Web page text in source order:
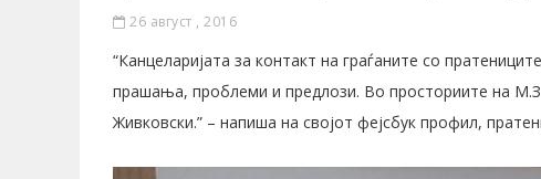
26 август , 2016
“Канцеларијата за контакт на граѓаните со
прашања, проблеми и предлози. Во просториите на
Живковски.” – напиша на својот фејсбук профил,